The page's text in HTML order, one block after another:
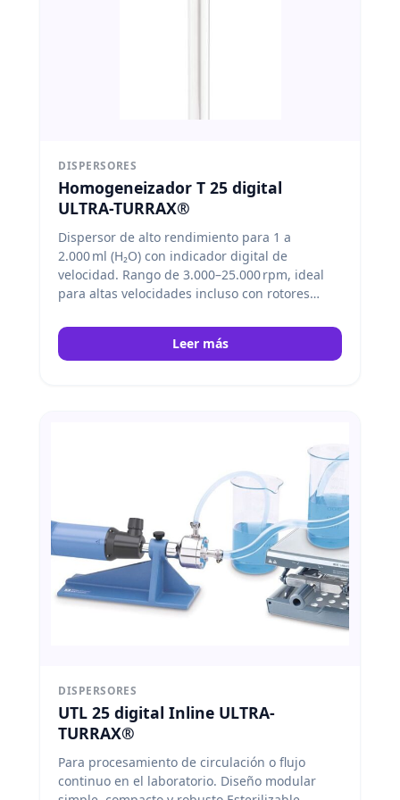
DISPERSORES
Homogeneizador T 25 digital
ULTRA-TURRAX®
Dispersor de alto rendimiento para 1 a
2.000 ml (H₂O) con indicador digital de
velocidad. Rango de 3.000–25.000 rpm, ideal
para altas velocidades incluso con rotores
aumentan su versatilidad. IKA
Leer más
DISPERSORES
UTL 25 digital Inline ULTRA-
TURRAX®
Para procesamiento de circulación o flujo
continuo en el laboratorio. Diseño modular